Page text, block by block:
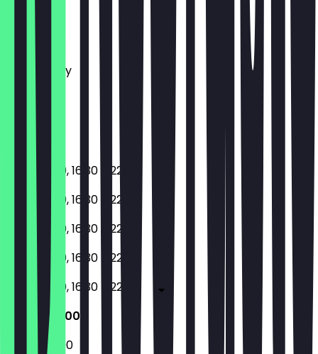
Monday
Tuesday
Wednesday
Thursday
Friday
Saturday
Sunday
11:30 - 15:30, 16:30 - 22:30
11:30 - 15:30, 16:30 - 22:30
11:30 - 15:30, 16:30 - 22:30
11:30 - 15:30, 16:30 - 22:30
11:30 - 15:30, 16:30 - 22:30
12:00 - 23:00
12:00 - 23:00